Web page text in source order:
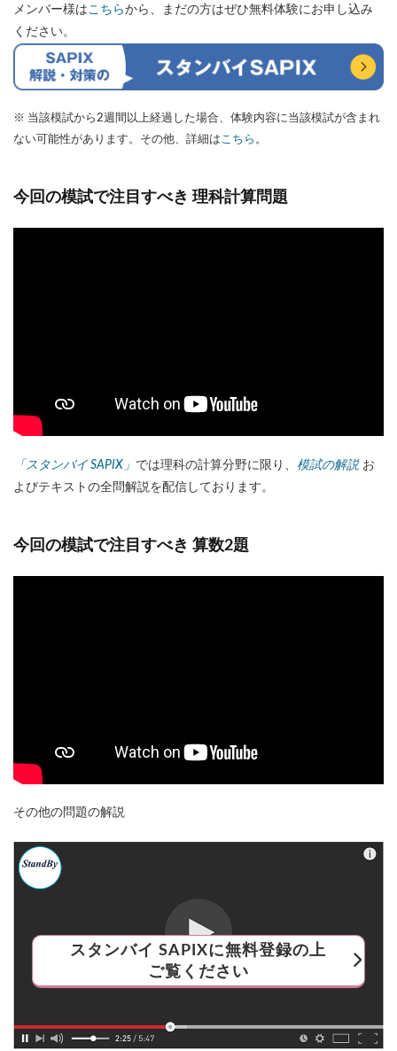
メンバー様はこちらから、まだの方はぜひ無料体験にお申し込み
ください。
※ 当該模試から2週間以上経過した場合、体験内容に当該模試が含まれ
ない可能性があります。その他、詳細はこちら 。
今回の模試で注目すべき 理科計算問題
「スタンバイ SAPIX」 では理科の計算分野に限り、 模試の解説 お
よびテキストの全問解説を配信しております。
今回の模試で注目すべき 算数2題
その他の問題の解説
スタンバイ SAPIXに無料登録の上
ご覧ください